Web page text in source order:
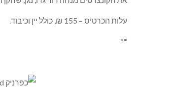
עלות הכרטיס – 155 ₪, כולל יין וכיבוד.
**